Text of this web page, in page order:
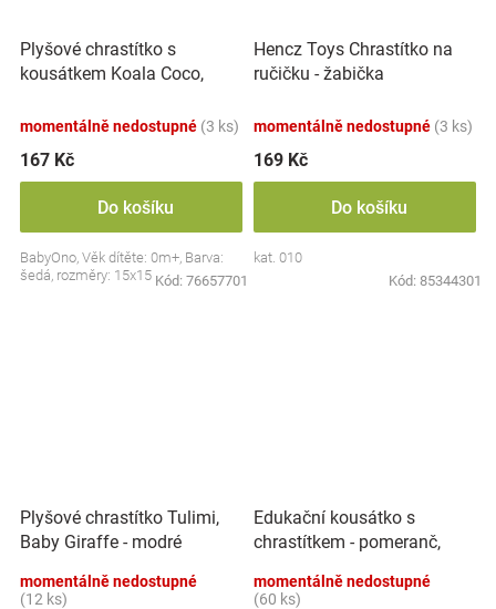
Plyšové chrastítko s
kousátkem Koala Coco,
momentálně nedostupné (3 ks)
167 Kč
Do košíku
BabyOno, Věk dítěte: 0m+, Barva:
šedá, rozměry: 15x15 cm.
Kód: 76657701
Hencz Toys Chrastítko na
ručičku - žabička
momentálně nedostupné (3 ks)
169 Kč
Do košíku
kat. 010
Kód: 85344301
Plyšové chrastítko Tulimi,
Baby Giraffe - modré
momentálně nedostupné
(12 ks)
Edukační kousátko s
chrastítkem - pomeranč,
momentálně nedostupné
(60 ks)